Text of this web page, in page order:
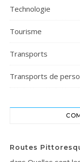
Technologie
Tourisme
Transports
Transports de
Routes